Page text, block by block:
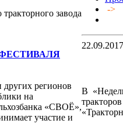
завода
других регионов
на
«СВОЁ»,
участие и
->
22.09.2017
В